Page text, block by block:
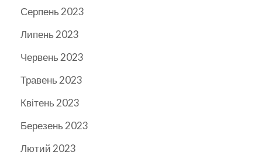
Серпень 2023
Липень 2023
Червень 2023
Травень 2023
Квітень 2023
Березень 2023
Лютий 2023